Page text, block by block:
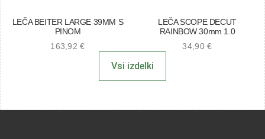
LEČA BEITER LARGE 39MM S
PINOM
163,92€
LEČA SCOPE DECUT
RAINBOW 30mm 1.0
34,90€
Vsi izdelki